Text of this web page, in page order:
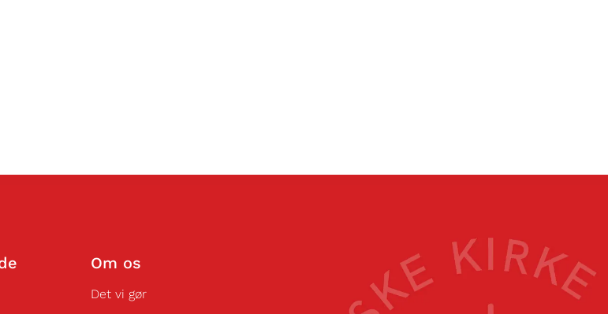
Om os
Det vi gør